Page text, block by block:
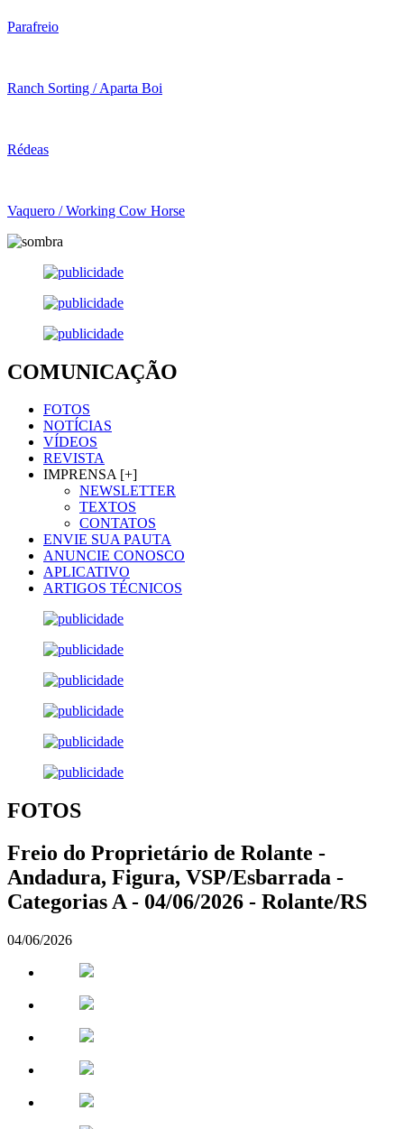
Parafreio
Ranch Sorting / Aparta Boi
Rédeas
Vaquero / Working Cow Horse
COMUNICAÇÃO
FOTOS
NOTÍCIAS
VÍDEOS
REVISTA
IMPRENSA [+]
NEWSLETTER
TEXTOS
CONTATOS
ENVIE SUA PAUTA
ANUNCIE CONOSCO
APLICATIVO
ARTIGOS TÉCNICOS
FOTOS
Freio do Proprietário de Rolante -
Andadura, Figura, VSP/Esbarrada -
Categorias A - 04/06/2026 - Rolante/RS
04/06/2026